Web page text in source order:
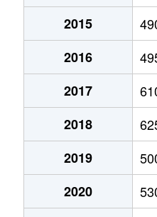
2015
2016
2017
2018
2019
2020